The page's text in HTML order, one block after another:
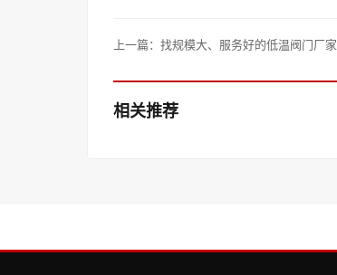
上一篇： 找规模大、服务好的低温阀门厂家
相关推荐